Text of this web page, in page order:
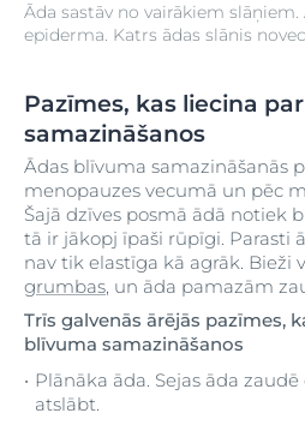
Āda sastāv no vairākiem slāņiem.
epiderma. Katrs ādas slānis
Pazīmes, kas liecina
samazināšanos
Ādas blīvuma samazināšanās
menopauzes vecumā un pēc
Šajā dzīves posmā ādā notiek
tā ir jākopj īpaši rūpīgi. Parasti
nav tik elastīga kā agrāk. Bieži
grumbas, un āda pamazām
Trīs galvenās ārējās pazīmes,
blīvuma samazināšanos
Plānāka āda. Sejas āda
atslābt.